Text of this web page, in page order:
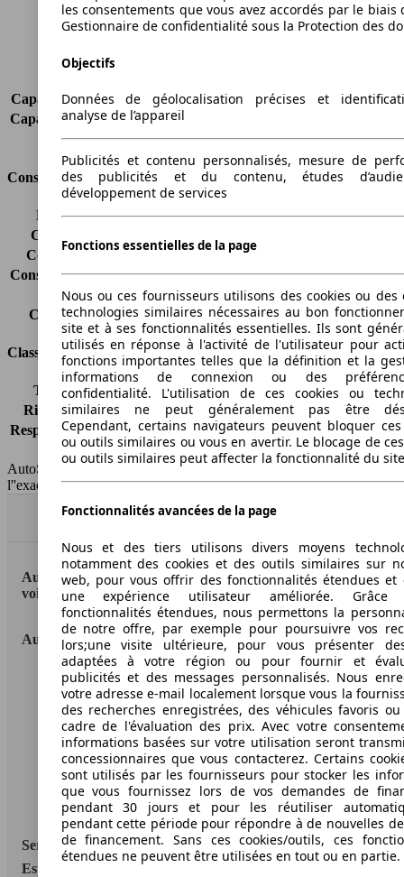
Charge maximale
750 kg
Sièges
Capacité de remorquage (sans freins) 500 kg
Capacité de remorquage (avec freins)
Volume du coffre
-
Consommation
Émissions de CO2*
-
Consommation (ville)
Consommation (route)
-
Consommation (combinée)* -
Classe d'émissions
Euro 6d
Capacité du réservoir
60 l
Classes d'assurance
Tous risques
-
Risques partiels
-
Responsabilité civile -
HSN/TSN
n.c./n.c.
AutoScout24 France SAS décline toute responsabilité concernant
l''exactitude des indications fournies.
AutoScout24: la plus grande plateforme en ligne de
voitures en Europe
AutoScout24
A propos d'AutoScout24
Conditions d'utilisation
Informations légales
Protection des données
Accessibility Statement
Service
Espace Pro
les consentements que vous avez accordés par le biais
Gestionnaire de confidentialité sous la Protection des
Objectifs
Données de géolocalisation précises et
analyse de l’appareil
Publicités et contenu personnalisés, mesure de
des publicités et du contenu, études
développement de services
Fonctions essentielles de la page
Nous ou ces fournisseurs utilisons des cookies ou des
technologies similaires nécessaires au bon
site et à ses fonctionnalités essentielles. Ils sont
utilisés en réponse à l'activité de l'utilisateur pour
fonctions importantes telles que la définition et la
informations de connexion ou des
confidentialité. L'utilisation de ces cookies ou
similaires ne peut généralement pas être
Cependant, certains navigateurs peuvent bloquer ces
ou outils similaires ou vous en avertir. Le blocage de
ou outils similaires peut affecter la fonctionnalité du
Fonctionnalités avancées de la page
Nous et des tiers utilisons divers moyens
notamment des cookies et des outils similaires sur
web, pour vous offrir des fonctionnalités étendues et
une expérience utilisateur améliorée.
fonctionnalités étendues, nous permettons la
de notre offre, par exemple pour poursuivre vos
lors;une visite ultérieure, pour vous présenter
adaptées à votre région ou pour fournir et
publicités et des messages personnalisés. Nous
votre adresse e-mail localement lorsque vous la
des recherches enregistrées, des véhicules favoris
cadre de l'évaluation des prix. Avec votre
informations basées sur votre utilisation seront
concessionnaires que vous contacterez. Certains
sont utilisés par les fournisseurs pour stocker les
que vous fournissez lors de vos demandes de
pendant 30 jours et pour les réutiliser
pendant cette période pour répondre à de nouvelles
de financement. Sans ces cookies/outils, ces
étendues ne peuvent être utilisées en tout ou en partie.